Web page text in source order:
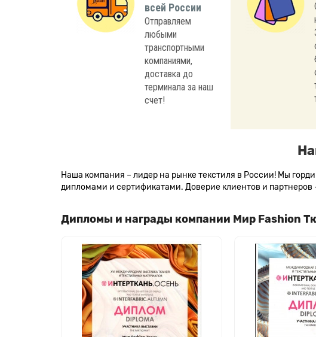
всей России
Отправляем
любыми
транспортными
компаниями,
доставка до
терминала за наш
счет!
Наша компания – лидер на рынке текстиля в России! Мы
дипломами и сертификатами. Доверие клиентов и партнеров
Дипломы и награды компании Мир Fashion